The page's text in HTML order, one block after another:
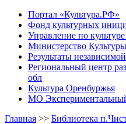
Портал «Культура.РФ»
Фонд культурных
Управление по
Министерство
Результаты
Региональный центр
обл
Культура Оренбуржья
МО Экспериментальный
Главная >> Библиотека